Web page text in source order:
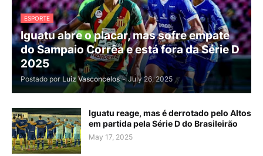
ESPORTE
Iguatu abre o placar, mas sofre empate
do Sampaio Corrêa e está fora da Série D
2025
Postado por Luiz Vasconcelos - July 26, 2025
Iguatu reage, mas é derrotado pelo Altos
em partida pela Série D do Brasileirão
May 17, 2025